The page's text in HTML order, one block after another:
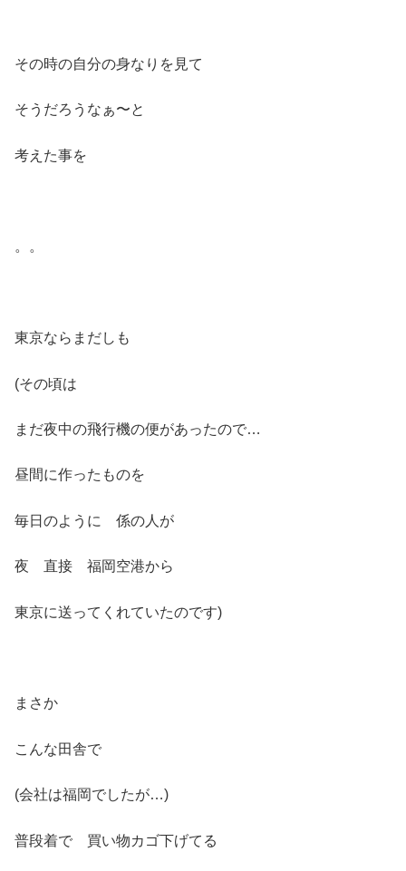
その時の自分の身なりを見て
そうだろうなぁ〜と
考えた事を
。。
東京ならまだしも
(その頃は
まだ夜中の飛行機の便があったので…
昼間に作ったものを
毎日のように 係の人が
夜 直接 福岡空港から
東京に送ってくれていたのです)
まさか
こんな田舎で
(会社は福岡でしたが…)
普段着で 買い物カゴ下げてる